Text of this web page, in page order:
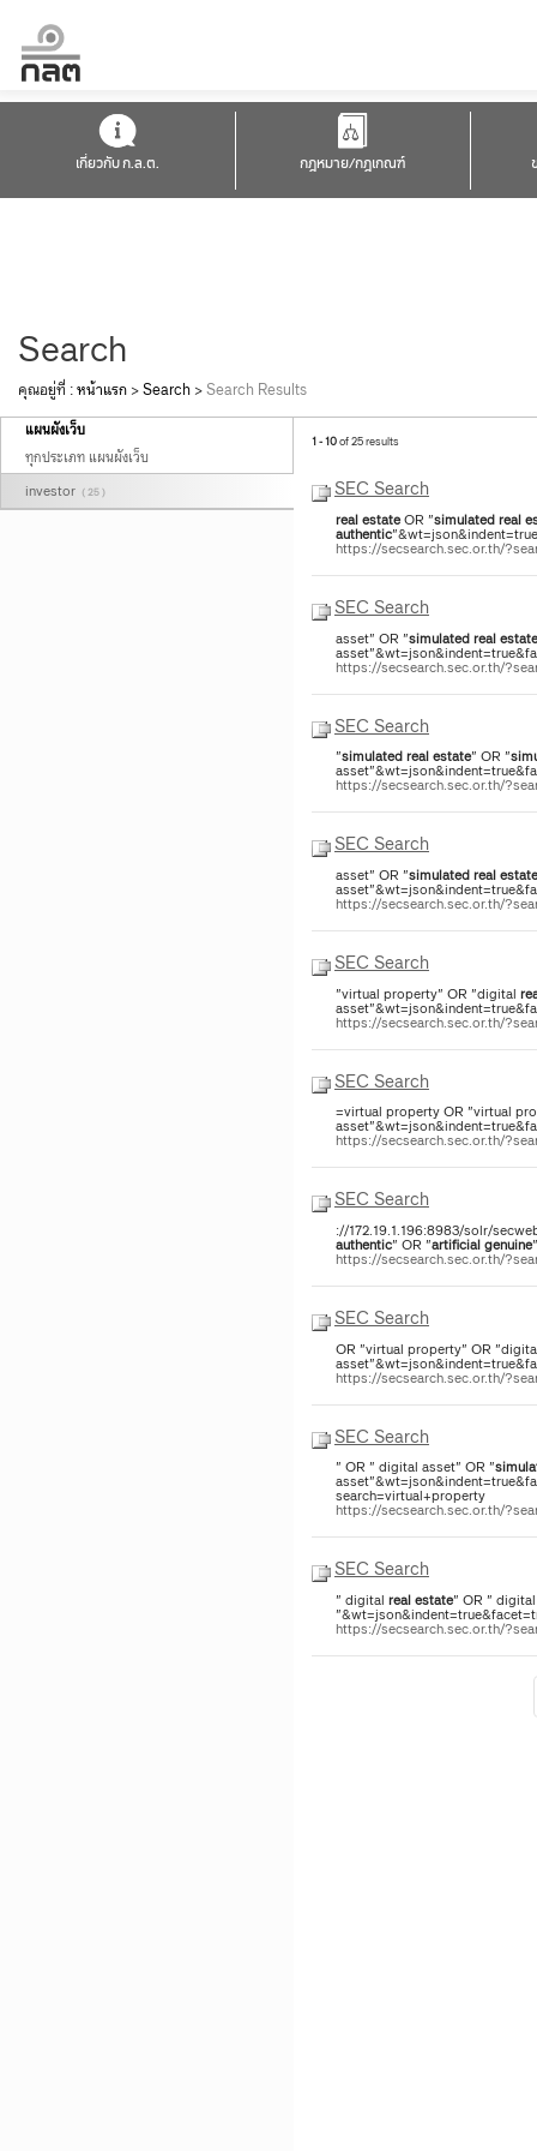
เกี่ยวกับ ก.ล.ต. กฎหมาย/กฎเกณฑ์
Search
คุณอยู่ที่ :หน้าแรก >Search >Search Results
แผนผังเว็บ
ทุกประเภท แผนผังเว็บ
investor ( 25 )
1 - 10of 25 results
SEC Search
realestateOR "simulatedreal
authentic
https://secsearch.sec.or.th/
SEC Search
asset" OR "simulatedrealestate
https://secsearch.sec.or.th/
SEC Search
"simulatedrealestate" OR "
https://secsearch.sec.or.th/
SEC Search
asset" OR "simulatedrealestate
https://secsearch.sec.or.th/
SEC Search
"virtual property" OR "digital
https://secsearch.sec.or.th/
SEC Search
=virtual property OR "virtual
https://secsearch.sec.or.th/
SEC Search
://172.19.1.196:8983/solr/
authentic" OR "artificialgenuine
https://secsearch.sec.or.th/
SEC Search
OR "virtual property" OR
https://secsearch.sec.or.th/
SEC Search
" OR " digital asset" OR "
search=virtual+property
https://secsearch.sec.or.th/
SEC Search
" digital realestate" OR "
https://secsearch.sec.or.th/